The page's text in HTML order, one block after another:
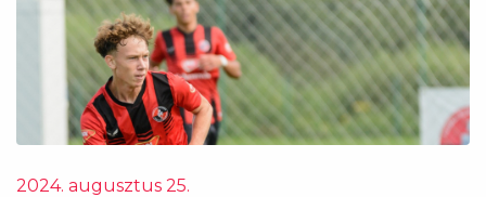
2024. augusztus 25.